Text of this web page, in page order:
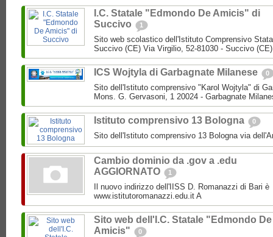
I.C. Statale "Edmondo De Amicis" di
Succivo
1
Sito web scolastico dell'Istituto Comprensivo
Succivo (CE) Via Virgilio, 52-81030 - Succivo
ICS Wojtyla di Garbagnate Milanese 0
Sito dell'Istituto comprensivo "Karol Wojtyla" di
Mons. G. Gervasoni, 1 20024 - Garbagnate
Istituto comprensivo 13 Bologna 0
Sito dell'Istituto comprensivo 13 Bologna via
Cambio dominio da .gov a .edu
AGGIORNATO
1
Il nuovo indirizzo dell'IISS D. Romanazzi di Bari è
www.istitutoromanazzi.edu.it A
Sito web dell'I.C. Statale "Edmondo De
Amicis"
0